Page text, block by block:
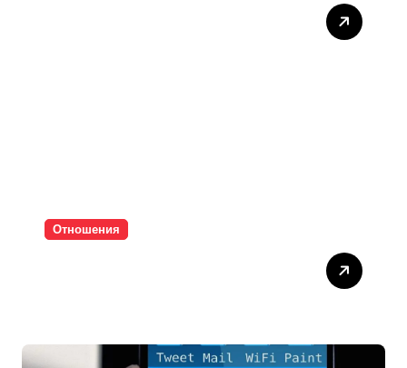
Отношения